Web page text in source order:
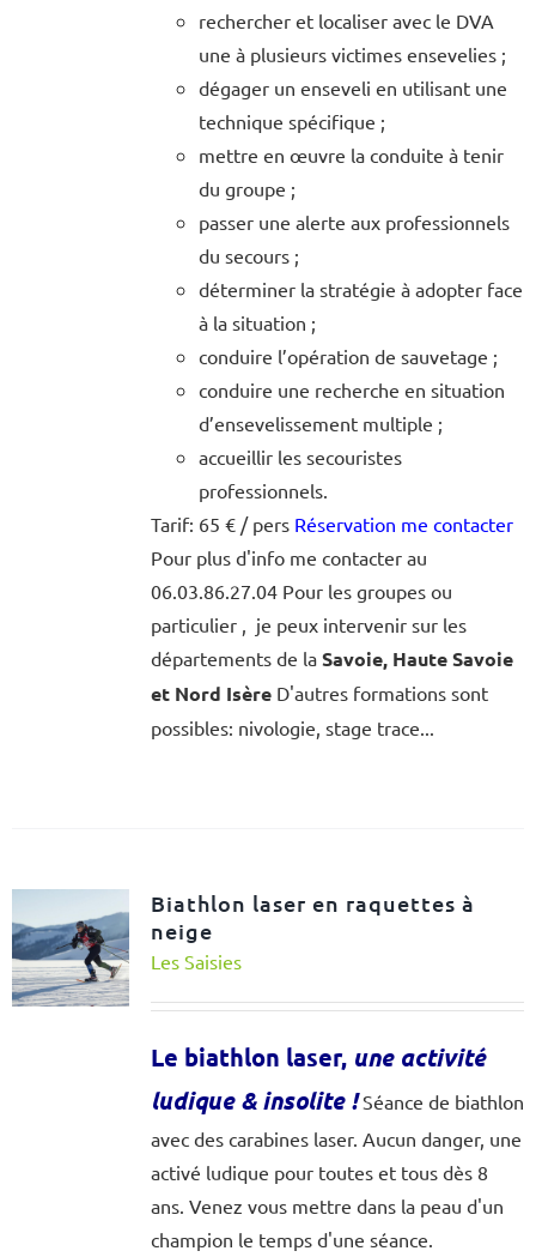
rechercher et localiser avec le DVA
une à plusieurs victimes ensevelies ;
dégager un enseveli en utilisant une
technique spécifique ;
mettre en œuvre la conduite à tenir
du groupe ;
passer une alerte aux professionnels
du secours ;
déterminer la stratégie à adopter face
à la situation ;
conduire l’opération de sauvetage ;
conduire une recherche en situation
d’ensevelissement multiple ;
accueillir les secouristes
professionnels.
Tarif: 65 € / pers Réservation me contacter
Pour plus d'info me contacter au
06.03.86.27.04 Pour les groupes ou
particulier , je peux intervenir sur les
départements de la Savoie, Haute Savoie
et Nord IsèreD'autres formations sont
possibles: nivologie, stage trace...
Biathlon laser en raquettes à
neige
Les Saisies
Le biathlon laser, une activité
ludique & insolite !Séance de biathlon
avec des carabines laser. Aucun danger, une
activé ludique pour toutes et tous dès 8
ans. Venez vous mettre dans la peau d'un
champion le temps d'une séance.